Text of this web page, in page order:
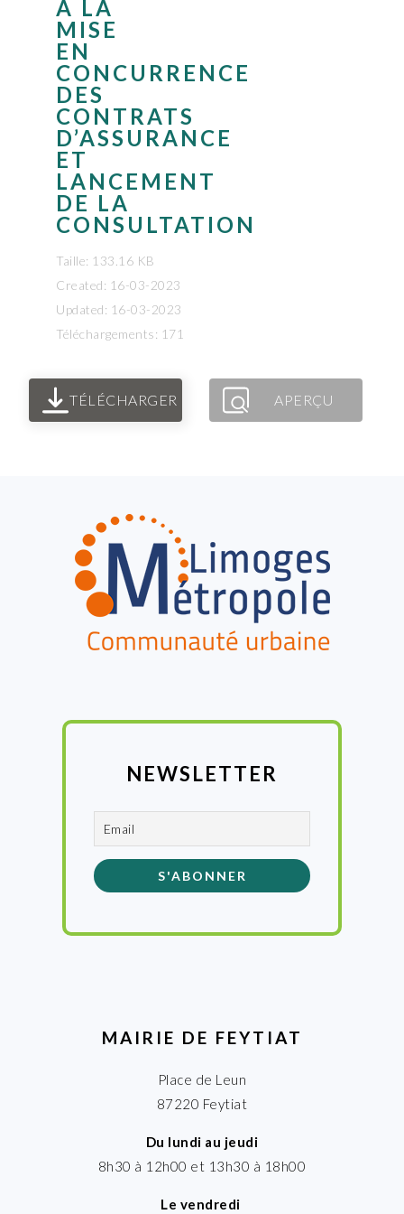
À LA
MISE
EN
CONCURRENCE
DES
CONTRATS
D’ASSURANCE
ET
LANCEMENT
DE LA
CONSULTATION
Taille: 133.16 KB
Created: 16-03-2023
Updated: 16-03-2023
Téléchargements: 171
TÉLÉCHARGER APERÇU
NEWSLETTER
MAIRIE DE FEYTIAT
Place de Leun
87220 Feytiat
Du lundi au jeudi
8h30 à 12h00 et 13h30 à 18h00
Le vendredi